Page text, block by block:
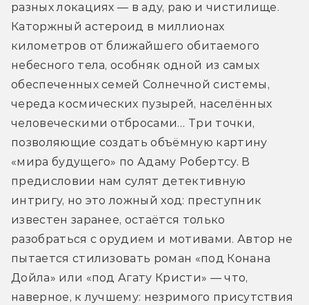
разных локациях — в аду, раю и чистилище.
Каторжный астероид в миллионах
километров от ближайшего обитаемого
небесного тела, особняк одной из самых
обеспеченных семей Солнечной системы,
череда космических пузырей, населённых
человеческими отбросами… Три точки,
позволяющие создать объёмную картину
«мира будущего» по Адаму Робертсу. В
предисловии нам сулят детективную
интригу, но это ложный ход: преступник
известен заранее, остаётся только
разобраться с орудием и мотивами. Автор не
пытается стилизовать роман «под Конана
Дойла» или «под Агату Кристи» — что,
наверное, к лучшему: незримого присутствия